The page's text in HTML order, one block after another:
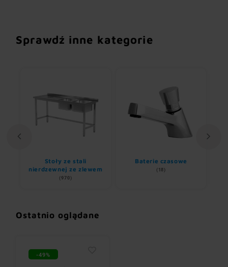
Sprawdź inne kategorie
Baterie czasowe
(18)
Regały magazynowe
(308)
Ostatnio oglądane
-49%